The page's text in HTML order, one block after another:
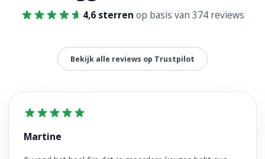
4,6 sterren op basis van 374 reviews
Bekijk alle reviews op Trustpilot
Martine